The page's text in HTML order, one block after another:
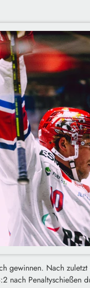
gewinnen. Nach
Penaltyschießen